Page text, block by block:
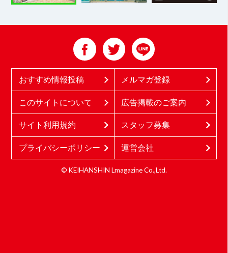
おすすめ情報投稿 メルマガ登録
このサイトについて 広告掲載のご案内
サイト利用規約 スタッフ募集
プライバシーポリシー 運営会社
© KEIHANSHIN Lmagazine Co.,Ltd.